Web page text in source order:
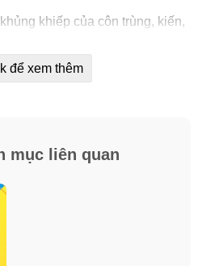
khiếp của côn trùng, kiến,
đặt giấy thơm nữa.
nước.
đựng quần áo bị ẩm, hãy đặt
đáy trước khi xếp hành lý
để xem thêm
mục liên quan